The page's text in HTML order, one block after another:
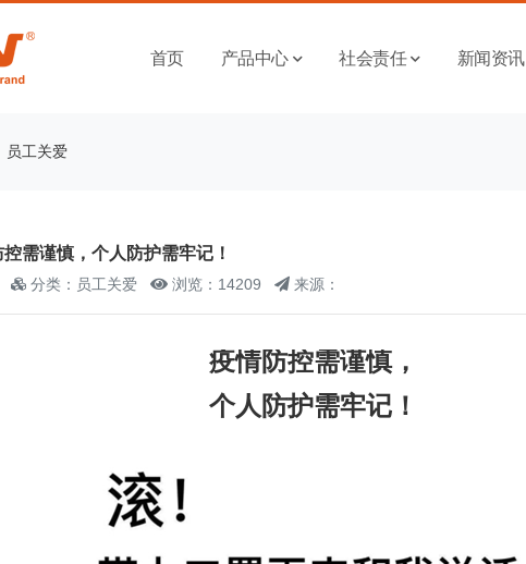
首页 产品中心 社会责任 新闻资讯
员工关爱
需谨慎，个人防护需牢记！
分类：员工关爱 浏览：14209 来源：
疫情防控需谨慎，
个人防护需牢记！